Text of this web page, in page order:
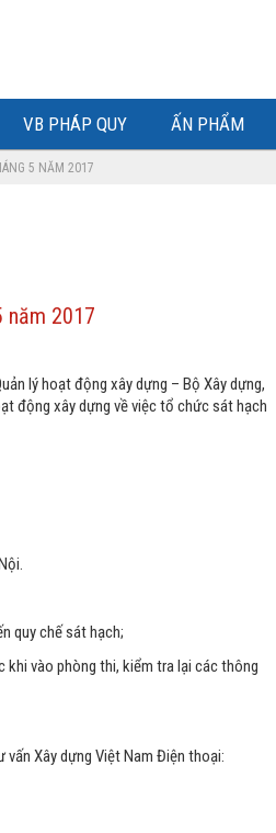
VB PHÁP QUY ẤN PHẨM
5 NĂM 2017
năm 2017
lý hoạt động xây dựng – Bộ Xây dựng,
động xây dựng về việc tổ chức sát hạch
quy chế sát hạch;
vào phòng thi, kiểm tra lại các thông
Xây dựng Việt Nam Điện thoại: